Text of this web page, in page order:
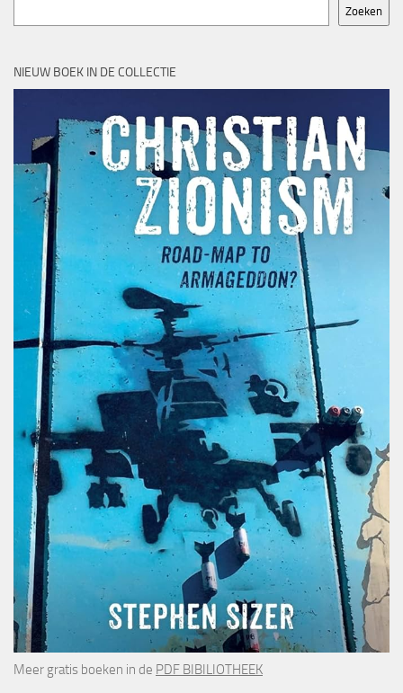
Zoeken
NIEUW BOEK IN DE COLLECTIE
Meer gratis boeken in de PDF BIBILIOTHEEK